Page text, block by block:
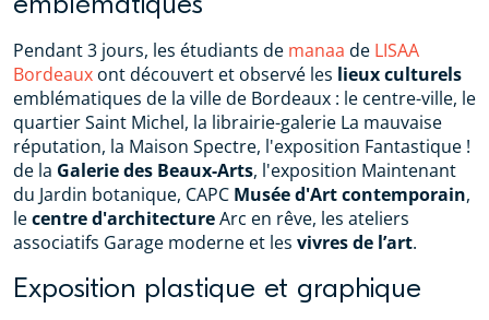
Pendant 3 jours, les étudiants de manaa de LISAA
Bordeaux ont découvert et observé les lieux culturels
emblématiques de la ville de Bordeaux : le centre-ville, le
quartier Saint Michel, la librairie-galerie La mauvaise
réputation, la Maison Spectre, l'exposition Fantastique !
de la Galerie des Beaux-Arts, l'exposition Maintenant
du Jardin botanique, CAPC Musée d'Art contemporain,
lecentre d'architectureArc en rêve, les ateliers
associatifs Garage moderne et les vivres de l’art.
Exposition plastique et graphique